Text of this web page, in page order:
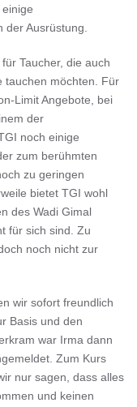
Ausrüstung.
Taucher, die auch
tauchen möchten. Für
Limit Angebote, bei
der
noch einige
zum berühmten
zu geringen
bietet TGI wohl
des Wadi Gimal
für sich sind. Zu
noch nicht zur
wir sofort freundlich
Basis und den
war Irma dann
Zum Kurs
nur sagen, dass alles
und keinen